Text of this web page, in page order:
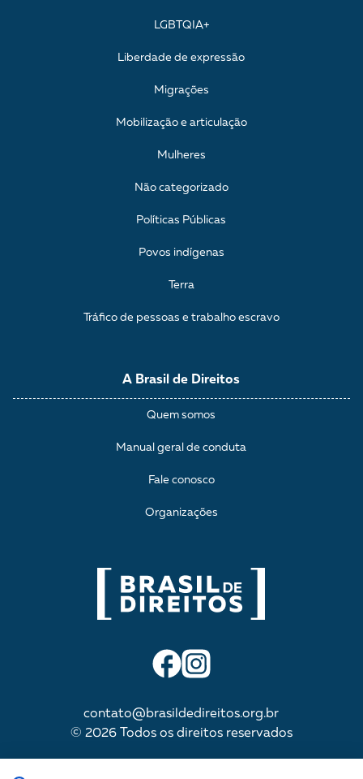
contato@brasildedireitos.org.br
© 2026 Todos os direitos reservados
A Brasil de Direitos
Quem somos
Manual geral de conduta
Fale conosco
Organizações
LGBTQIA+
Liberdade de expressão
Migrações
Mobilização e articulação
Mulheres
Não categorizado
Políticas Públicas
Povos indígenas
Terra
Tráfico de pessoas e trabalho escravo